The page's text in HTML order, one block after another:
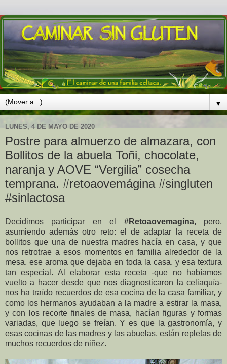
▼
LUNES, 4 DE MAYO DE 2020
Postre para almuerzo de almazara, con
Bollitos de la abuela Toñi, chocolate,
naranja y AOVE “Vergilia” cosecha
temprana. #retoaovemágina #singluten
#sinlactosa
Decidimos participar en el #Retoaovemagína,pero,
asumiendo además otro reto: el de adaptar la receta de
bollitos que una de nuestra madres hacía en casa, y que
nos retrotrae a esos momentos en familia alrededor de la
mesa, ese aroma que dejaba en toda la casa, y esa textura
tan especial. Al elaborar esta receta -que no habíamos
vuelto a hacer desde que nos diagnosticaron la celiaquía-
nos ha traído recuerdos de esa cocina de la casa familiar, y
como los hermanos ayudaban a la madre a estirar la masa,
y con los recorte finales de masa, hacían figuras y formas
variadas, que luego se freían. Y es que la gastronomía, y
esas cocinas de las madres y las abuelas, están repletas de
muchos recuerdos de niñez.